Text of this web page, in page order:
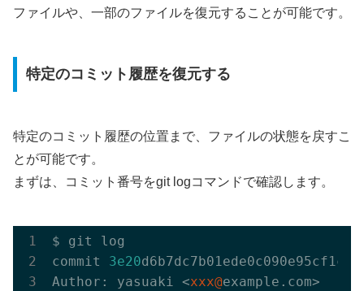
ファイルや、一部のファイルを復元することが可能です。
特定のコミット履歴を復元する
特定のコミット履歴の位置まで、ファイルの状態を戻すこ
とが可能です。
まずは、コミット番号をgit logコマンドで確認します。
$ git log
commit 3e20
Author: yasuaki <xxx@example.com>